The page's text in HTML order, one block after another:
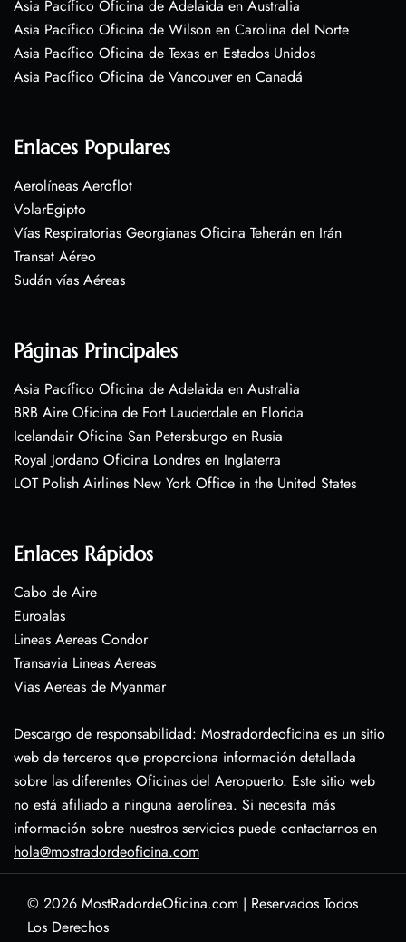
Asia Pacífico Oficina de Adelaida en Australia
Asia Pacífico Oficina de Wilson en Carolina del Norte
Asia Pacífico Oficina de Texas en Estados Unidos
Asia Pacífico Oficina de Vancouver en Canadá
Enlaces Populares
Aerolíneas Aeroflot
VolarEgipto
Vías Respiratorias Georgianas Oficina Teherán en Irán
Transat Aéreo
Sudán vías Aéreas
Páginas Principales
Asia Pacífico Oficina de Adelaida en Australia
BRB Aire Oficina de Fort Lauderdale en Florida
Icelandair Oficina San Petersburgo en Rusia
Royal Jordano Oficina Londres en Inglaterra
LOT Polish Airlines New York Office in the United States
Enlaces Rápidos
Cabo de Aire
Euroalas
Lineas Aereas Condor
Transavia Lineas Aereas
Vias Aereas de Myanmar
Descargo de responsabilidad: Mostradordeoficina es un sitio
web de terceros que proporciona información detallada
sobre las diferentes Oficinas del Aeropuerto. Este sitio web
no está afiliado a ninguna aerolínea. Si necesita más
información sobre nuestros servicios puede contactarnos en
hola@mostradordeoficina.com
© 2026 MostRadordeOficina.com | Reservados Todos
Los Derechos